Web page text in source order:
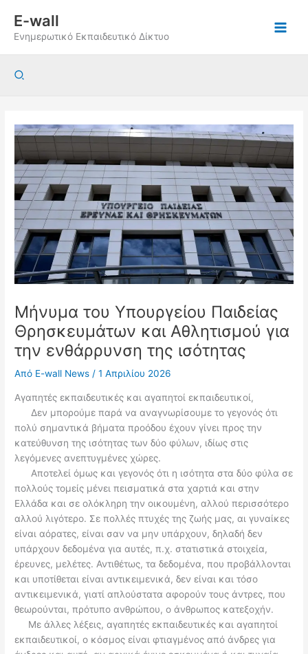
περιεχόμενο
E-wall
Ενημερωτικό Εκπαιδευτικό Δίκτυο
Αναζήτηση
Μήνυμα του Υπουργείου Παιδείας
Θρησκευμάτων και Αθλητισμού για
την ενθάρρυνση της ισότητας
Από E-wall News/1 Απριλίου 2026
Αγαπητές εκπαιδευτικές και αγαπητοί εκπαιδευτικοί,
Δεν μπορούμε παρά να αναγνωρίσουμε το γεγονός ότι
πολύ σημαντικά βήματα προόδου έχουν γίνει προς την
κατεύθυνση της ισότητας των δύο φύλων, ιδίως στις
λεγόμενες ανεπτυγμένες χώρες.
Αποτελεί όμως και γεγονός ότι η ισότητα στα δύο φύλα σε
πολλούς τομείς μένει πεισματικά στα χαρτιά και στην
Ελλάδα και σε ολόκληρη την οικουμένη, αλλού περισσότερο
αλλού λιγότερο. Σε πολλές πτυχές της ζωής μας, αι γυναίκες
είναι αόρατες, είναι σαν να μην υπάρχουν, δηλαδή δεν
υπάρχουν δεδομένα για αυτές, π.χ. στατιστικά στοιχεία,
έρευνες, μελέτες. Αντιθέτως, τα δεδομένα, που προβάλλονται
και υποτίθεται είναι αντικειμενικά, δεν είναι και τόσο
αντικειμενικά, γιατί απλούστατα αφορούν τους άντρες, που
θεωρούνται, πρότυπο ανθρώπου, ο άνθρωπος κατεξοχήν.
Με άλλες λέξεις, αγαπητές εκπαιδευτικές και αγαπητοί
εκπαιδευτικοί, ο κόσμος είναι φτιαγμένος από άνδρες για